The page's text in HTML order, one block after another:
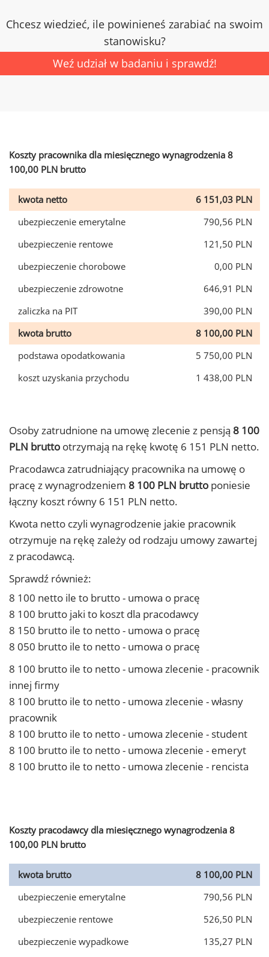
Chcesz wiedzieć, ile powinieneś zarabiać na swoim
stanowisku?
Weź udział w badaniu i sprawdź!
Koszty pracownika dla miesięcznego wynagrodzenia 8
100,00 PLN brutto
kwota netto
6 151,03 PLN
ubezpieczenie emerytalne
790,56 PLN
ubezpieczenie rentowe
121,50 PLN
ubezpieczenie chorobowe
0,00 PLN
ubezpieczenie zdrowotne
646,91 PLN
zaliczka na PIT
390,00 PLN
kwota brutto
8 100,00 PLN
podstawa opodatkowania
5 750,00 PLN
koszt uzyskania przychodu
1 438,00 PLN
Osoby zatrudnione na umowę zlecenie z pensją 8 100
PLN brutto otrzymają na rękę kwotę 6 151 PLN netto.
Pracodawca zatrudniający pracownika na umowę o
pracę z wynagrodzeniem 8 100 PLN brutto poniesie
łączny koszt równy 6 151 PLN netto.
Kwota netto czyli wynagrodzenie jakie pracownik
otrzymuje na rękę zależy od rodzaju umowy zawartej
z pracodawcą.
Sprawdź również:
8 100 netto ile to brutto - umowa o pracę
8 100 brutto jaki to koszt dla pracodawcy
8 150 brutto ile to netto - umowa o pracę
8 050 brutto ile to netto - umowa o pracę
8 100 brutto ile to netto - umowa zlecenie - pracownik
innej firmy
8 100 brutto ile to netto - umowa zlecenie - własny
pracownik
8 100 brutto ile to netto - umowa zlecenie - student
8 100 brutto ile to netto - umowa zlecenie - emeryt
8 100 brutto ile to netto - umowa zlecenie - rencista
Koszty pracodawcy dla miesięcznego wynagrodzenia 8
100,00 PLN brutto
kwota brutto
8 100,00 PLN
ubezpieczenie emerytalne
790,56 PLN
ubezpieczenie rentowe
526,50 PLN
ubezpieczenie wypadkowe
135,27 PLN